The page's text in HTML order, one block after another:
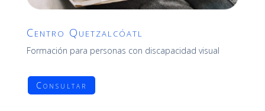
Centro Quetzalcóatl
Formación para personas con discapacidad visual
Consultar